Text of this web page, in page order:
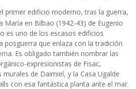
primer edificio moderno, tras la guerra,
María en Bilbao (1942-43) de Eugenio
es uno de los escasos edificios
posguerra que enlaza con la tradición
Es obligado también nombrar las
expresionistas de Fisac,
murales de Daimiel, y la Casa Ugalde
con esa fantástica planta ante el mar.